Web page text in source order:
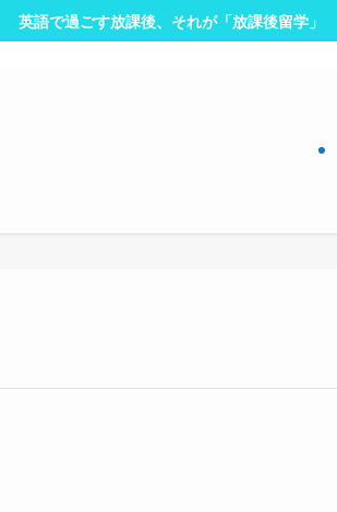
英語で過ごす放課後、それが「放課後留学」